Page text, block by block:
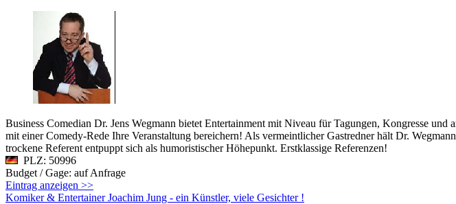
Business Comedian Dr. Jens Wegmann bietet Entertainment mit Niveau für Tagungen, Kongresse
mit einer Comedy-Rede Ihre Veranstaltung bereichern! Als vermeintlicher Gastredner hält Dr.
trockene Referent entpuppt sich als humoristischer Höhepunkt. Erstklassige Referenzen!
PLZ: 50996
Budget / Gage: auf Anfrage
Eintrag anzeigen >>
Komiker & Entertainer Joachim Jung - ein Künstler, viele Gesichter !